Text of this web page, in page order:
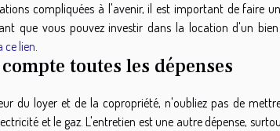
compliquées à l'avenir, il est important de faire
que vous pouvez investir dans la location d'un
lien.
toutes les dépenses
du loyer et de la copropriété, n'oubliez pas de
et le gaz. L'entretien est une autre dépense,